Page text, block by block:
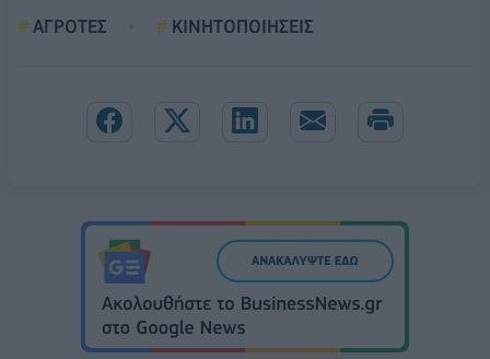
ΑΓΡΟΤΕΣ ΚΙΝΗΤΟΠΟΙΗΣΕΙΣ